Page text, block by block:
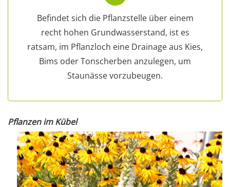
Befindet sich die Pflanzstelle über einem
recht hohen Grundwasserstand, ist es
ratsam, im Pflanzloch eine Drainage aus Kies,
Bims oder Tonscherben anzulegen, um
Staunässe vorzubeugen.
Pflanzen im Kübel